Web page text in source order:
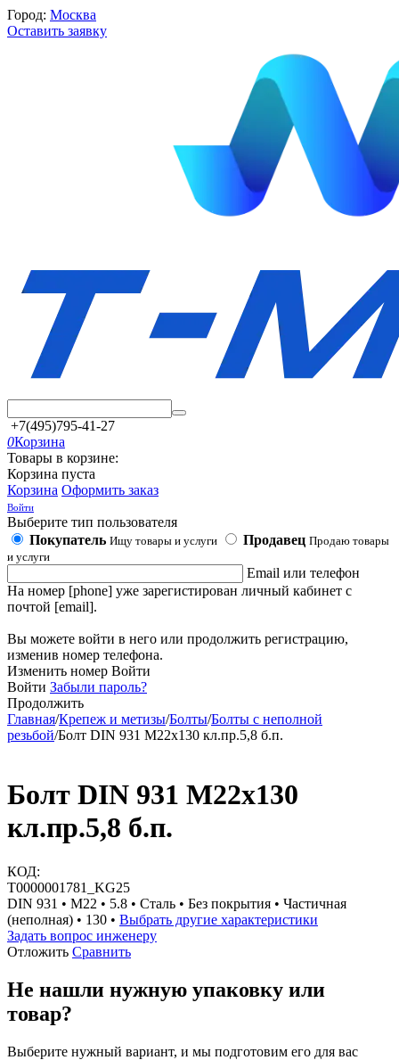
Город: Москва
Оставить заявку
+7(495)795-41-27
0Корзина
Товары в корзине:
Корзина пуста
Корзина Оформить заказ
Войти
Выберите тип пользователя
Покупатель Ищу товары и услуги Продавец Продаю товары
и услуги
Email или телефон
На номер [phone] уже зарегистирован личный кабинет с
почтой [email].
Вы можете войти в него или продолжить регистрацию,
изменив номер телефона.
Изменить номер Войти
Войти Забыли пароль?
Продолжить
Главная/Крепеж и метизы/Болты/Болты с неполной
резьбой/Болт DIN 931 М22х130 кл.пр.5,8 б.п.
Болт DIN 931 М22х130
кл.пр.5,8 б.п.
КОД:
Т0000001781_KG25
DIN 931 • М22 • 5.8 • Сталь • Без покрытия • Частичная
(неполная) • 130 • Выбрать другие характеристики
Задать вопрос инженеру
Отложить Сравнить
Не нашли нужную упаковку или
товар?
Выберите нужный вариант, и мы подготовим его для вас